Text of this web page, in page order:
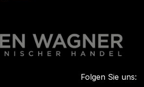
Folgen Sie uns: